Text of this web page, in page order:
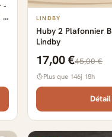
-
-
LINDBY
Huby 2 Plafonnier
Lindby
17,00 €45,00 €
Plus que 146j 18h
Détail